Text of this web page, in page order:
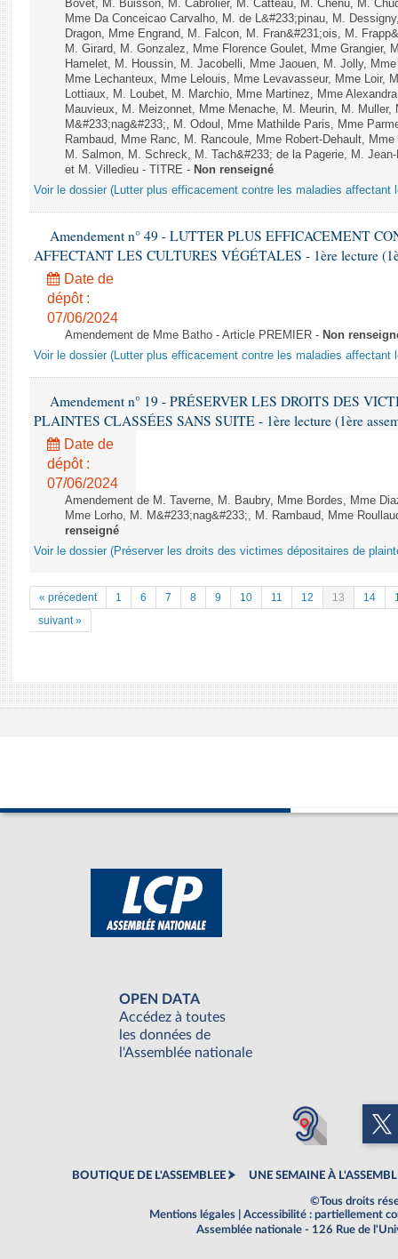
Bovet, M. Buisson, M. Cabrolier, M. Catteau, M. Chenu, M.
Mme Da Conceicao Carvalho, M. de L&#233;pinau, M.
Dragon, Mme Engrand, M. Falcon, M. Fran&#231;ois, M.
M. Girard, M. Gonzalez, Mme Florence Goulet, Mme Grangier,
Hamelet, M. Houssin, M. Jacobelli, Mme Jaouen, M. Jolly,
Mme Lechanteux, Mme Lelouis, Mme Levavasseur, Mme Loir,
Lottiaux, M. Loubet, M. Marchio, Mme Martinez, Mme
Mauvieux, M. Meizonnet, Mme Menache, M. Meurin, M. Muller,
M&#233;nag&#233;, M. Odoul, Mme Mathilde Paris, Mme
Rambaud, Mme Ranc, M. Rancoule, Mme Robert-Dehault,
M. Salmon, M. Schreck, M. Tach&#233; de la Pagerie, M.
et M. Villedieu - TITRE - Non renseigné
Voir le dossier (Lutter plus efficacement contre les maladies affectant
Amendement n° 49 - LUTTER PLUS EFFICACEMENT
AFFECTANT LES CULTURES VÉGÉTALES - 1ère lecture
Date de
dépôt :
07/06/2024
Amendement de Mme Batho - Article PREMIER - Non
Voir le dossier (Lutter plus efficacement contre les maladies affectant
Amendement n° 19 - PRÉSERVER LES DROITS DES
PLAINTES CLASSÉES SANS SUITE - 1ère lecture (1ère
Date de
dépôt :
07/06/2024
Amendement de M. Taverne, M. Baubry, Mme Bordes, Mme
Mme Lorho, M. M&#233;nag&#233;, M. Rambaud, Mme
renseigné
Voir le dossier (Préserver les droits des victimes dépositaires de
« précedent 1 6 7 8 9 10 11 12 13 14
suivant »
OPEN DATA
Accédez à toutes
les données de
l'Assemblée nationale
BOUTIQUE DE L'ASSEMBLEE UNE SEMAINE À
©Tous droits
Mentions légales
Accessibilité : partiellement
Assemblée nationale - 126 Rue de